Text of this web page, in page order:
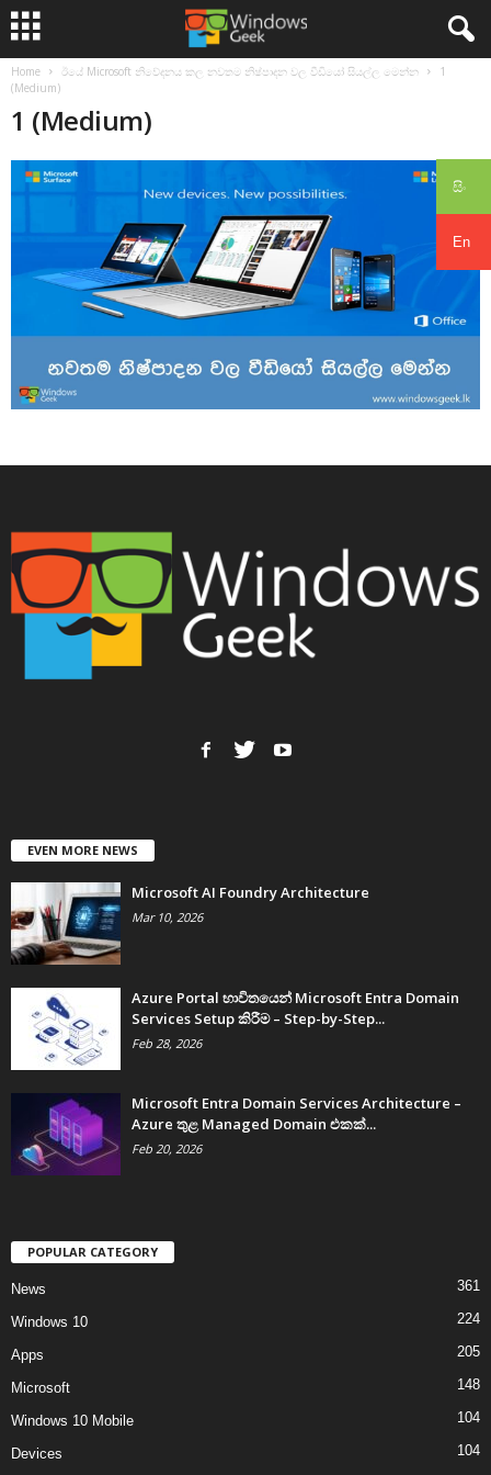
සිං
En
Home ඊයේ Microsoft නිවේදනය කල නවතම නිෂ්පාදන වල වීඩියෝ සියල්ල මෙන්න
1
(Medium)
1 (Medium)
EVEN MORE NEWS
Microsoft AI Foundry Architecture
Mar 10, 2026
Azure Portal භාවිතයෙන් Microsoft Entra Domain
Services Setup කිරීම – Step-by-Step...
Feb 28, 2026
Microsoft Entra Domain Services Architecture –
Azure තුළ Managed Domain එකක්...
Feb 20, 2026
POPULAR CATEGORY
News 361
Windows 10 224
Apps 205
Microsoft 148
Windows 10 Mobile 104
Devices 104